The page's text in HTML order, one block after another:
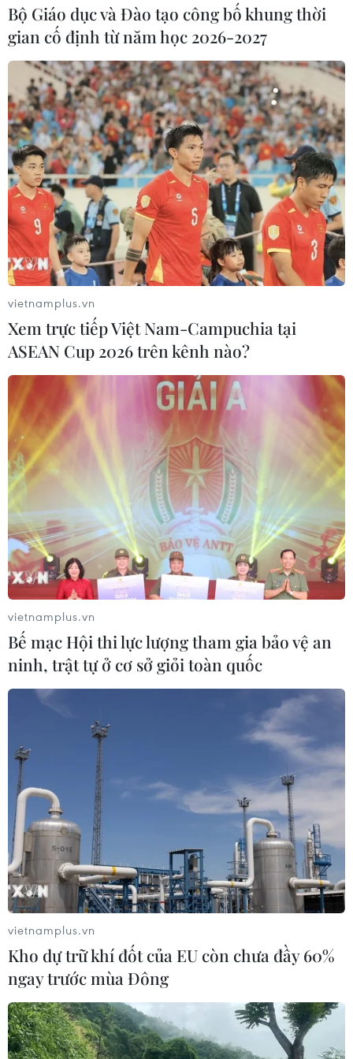
Rượt đuổi nghẹt thở, Đức xuất sắc
giành hạng ba
10/07/2010 20:42
Cựu Tổng thống Mandela sẽ trao
Cúp vàng FIFA
10/07/2010 12:29
Huấn luyện viên tin tưởng Van Persie
sẽ tỏa sáng
Tiền đạo Diego Folan sẵn sàng đối
đầu người Đức
10/07/2010 10:51
Huấn luyện viên Uruguay phản bác
"thầy" bạch tuộc
10/07/2010 04:51
Xem thêm
CƠ QUAN CHỦ QUẢN: THÔNG TẤN XÃ VIỆT NAM
Tổng Biên tập: TRẦN TIẾN DUẨN
Phó Tổng Biên tập: NGUYỄN THỊ TÁM, KHÚC THANH
THỦY
Sở hữu trí tuệ
Quy định sử dụng
RSS
Hỗ trợ
Ngôn ngữ
TTXVN
Dịch vụ tin
Quảng cáo
Giấy phép số: 1374/GP-BTTTT do Bộ Thông tin và Truyền thông
cấp ngày 11/9/2008.
Bộ Giáo dục và Đào tạo công bố khung thời
gian cố định từ năm học 2026-2027
vietnamplus.vn
Xem trực tiếp Việt Nam-Campuchia tại
ASEAN Cup 2026 trên kênh nào?
vietnamplus.vn
Bế mạc Hội thi lực lượng tham gia bảo vệ an
ninh, trật tự ở cơ sở giỏi toàn quốc
vietnamplus.vn
Kho dự trữ khí đốt của EU còn chưa đầy 60%
ngay trước mùa Đông